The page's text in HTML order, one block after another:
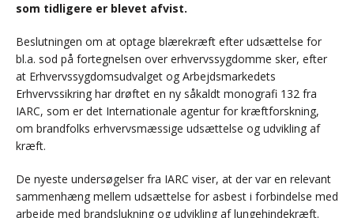
som tidligere er blevet afvist.
Beslutningen om at optage blærekræft efter udsættelse for
bl.a. sod på fortegnelsen over erhvervssygdomme sker, efter
at Erhvervssygdomsudvalget og Arbejdsmarkedets
Erhvervssikring har drøftet en ny såkaldt monografi 132 fra
IARC, som er det Internationale agentur for kræftforskning,
om brandfolks erhvervsmæssige udsættelse og udvikling af
kræft.
De nyeste undersøgelser fra IARC viser, at der var en relevant
sammenhæng mellem udsættelse for asbest i forbindelse med
arbejde med brandslukning og udvikling af lungehindekræft.